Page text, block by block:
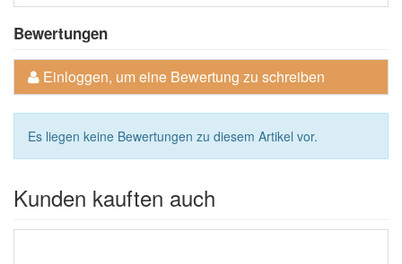
Bewertungen
Einloggen, um eine Bewertung zu schreiben
Es liegen keine Bewertungen zu diesem Artikel vor.
Kunden kauften auch